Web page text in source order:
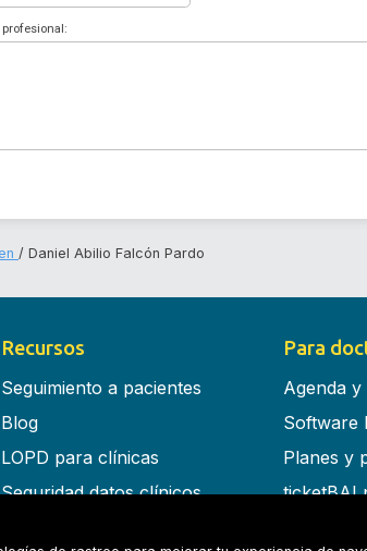
Daniel Abilio Falcón Pardo
Recursos
Seguimiento a pacientes
Blog
LOPD para clínicas
Seguridad datos clínicos
Para
Agenda
Software
Planes y
ticketBAI